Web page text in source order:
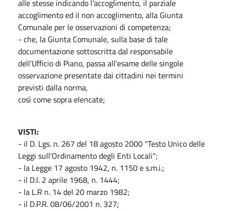
alle stesse indicando l’accoglimento, il parziale
accoglimento ed il non accoglimento, alla Giunta
Comunale per le osservazioni di competenza;
- che, la Giunta Comunale, sulla base di tale
documentazione sottoscritta dal responsabile
dell’Ufficio di Piano, passa all’esame delle singole
osservazione presentate dai cittadini nei termini
previsti dalla norma,
così come sopra elencate;
VISTI:
- il D. Lgs. n. 267 del 18 agosto 2000 "Testo Unico delle
Leggi sull'Ordinamento degli Enti Locali";
- la Legge 17 agosto 1942, n. 1150 e s.m.i.;
- il D.I. 2 aprile 1968, n. 1444;
- la L.R n. 14 del 20 marzo 1982;
- il D.P.R. 08/06/2001 n. 327;